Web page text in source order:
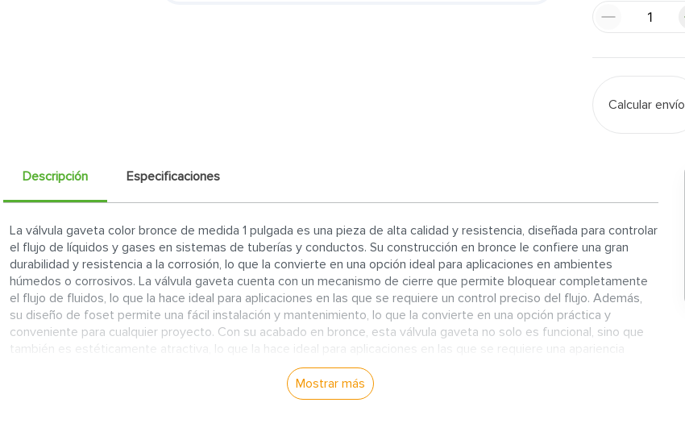
Calcular envío
Descripción Especificaciones
La válvula gaveta color bronce de medida 1 pulgada es una pieza de alta calidad y resistencia, diseñada para controlar
el flujo de líquidos y gases en sistemas de tuberías y conductos. Su construcción en bronce le confiere una gran
durabilidad y resistencia a la corrosión, lo que la convierte en una opción ideal para aplicaciones en ambientes
húmedos o corrosivos. La válvula gaveta cuenta con un mecanismo de cierre que permite bloquear completamente
el flujo de fluidos, lo que la hace ideal para aplicaciones en las que se requiere un control preciso del flujo. Además,
su diseño de foset permite una fácil instalación y mantenimiento, lo que la convierte en una opción práctica y
conveniente para cualquier proyecto. Con su acabado en bronce, esta válvula gaveta no solo es funcional, sino que
también es estéticamente atractiva, lo que la hace ideal para aplicaciones en las que se requiere una apariencia
elegante y sofisticada. En resumen, la válvula gaveta color bronce de medida 1 pulgada es una pieza de alta calidad y
versatilidad, diseñada para satisfacer las necesidades de cualquier proyecto de plomería o ingeniería.
Mostrar más